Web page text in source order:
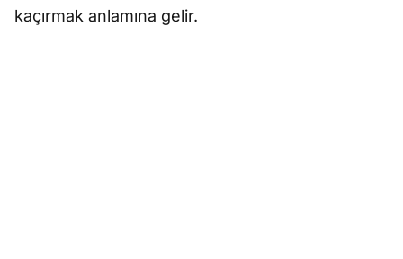
kaçırmak anlamına gelir.